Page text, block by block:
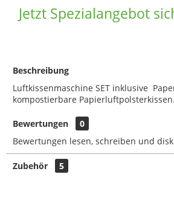
Jetzt Spezialangebot
Beschreibung
Luftkissenmaschine SET inklusive
kompostierbare
Bewertungen
0
Bewertungen lesen, schreiben und
Zubehör 5